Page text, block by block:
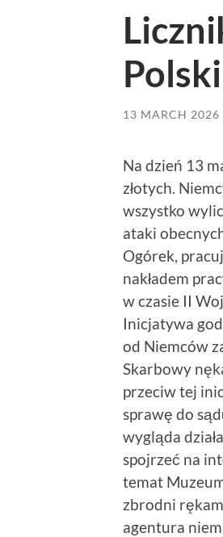
Polski
13 MARCH 2026
Na dzień 13
złotych.
wszystko
ataki
Ogórek,
nakładem
w czasie II
Inicjatywa
od Niemców
Skarbowy
przeciw tej
sprawę do
wygląda
spojrzeć na
temat
zbrodni
agentura